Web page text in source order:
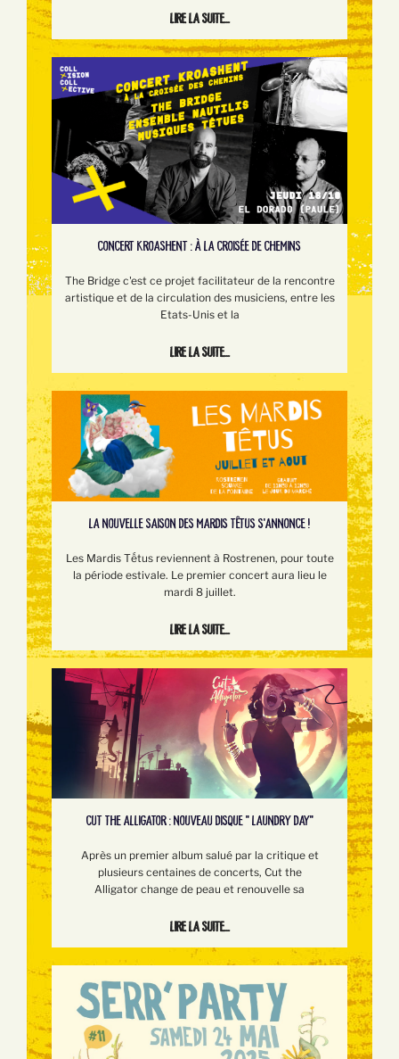
Lire la suite...
CONCERT KROASHENT : À LA CROISÉE DE CHEMINS
The Bridge c'est ce projet facilitateur de la rencontre
artistique et de la circulation des musiciens, entre les
Etats-Unis et la
Lire la suite...
LA NOUVELLE SAISON DES MARDIS TÊTUS S'ANNONCE !
Les Mardis Tếtus reviennent à Rostrenen, pour toute
la période estivale. Le premier concert aura lieu le
mardi 8 juillet.
Lire la suite...
CUT THE ALLIGATOR : NOUVEAU DISQUE " LAUNDRY DAY"
Après un premier album salué par la critique et
plusieurs centaines de concerts, Cut the
Alligator change de peau et renouvelle sa
Lire la suite...